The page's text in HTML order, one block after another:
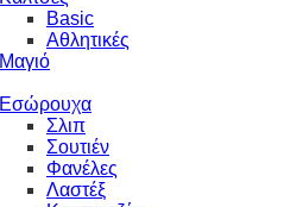
Basic
Αθλητικές
Μαγιό
Εσώρουχα
Σλιπ
Σουτιέν
Φανέλες
Λαστέξ